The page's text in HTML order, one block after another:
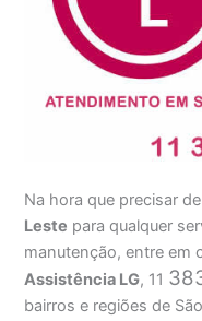
Na hora que precisar
Leste para qualquer
manutenção, entre em
Assistência LG, 11
bairros e regiões de